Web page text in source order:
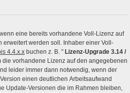
eine bereits vorhandene Voll-Lizenz auf
soll. Inhaber einer Voll-
4.4.x.x buchen z. B. " Lizenz-Upgrade 3.14 /
die vorhandene Lizenz auf den angegebenen
einen deutlichen Arbeitsaufwand